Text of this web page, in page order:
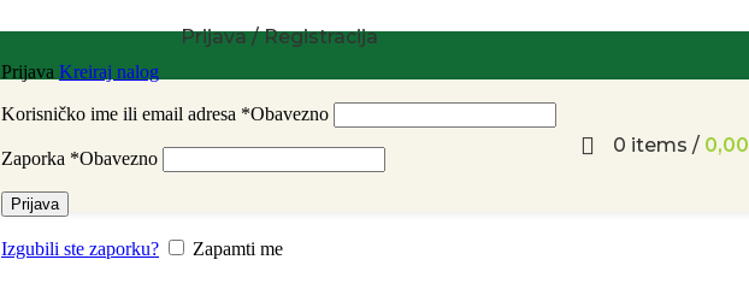
Prijava / Registracija
Prijava Kreiraj nalog
Korisničko ime ili email adresa *Obavezno
Zaporka *Obavezno
Prijava
Izgubili ste zaporku? Zapamti me
0 items / 0,00